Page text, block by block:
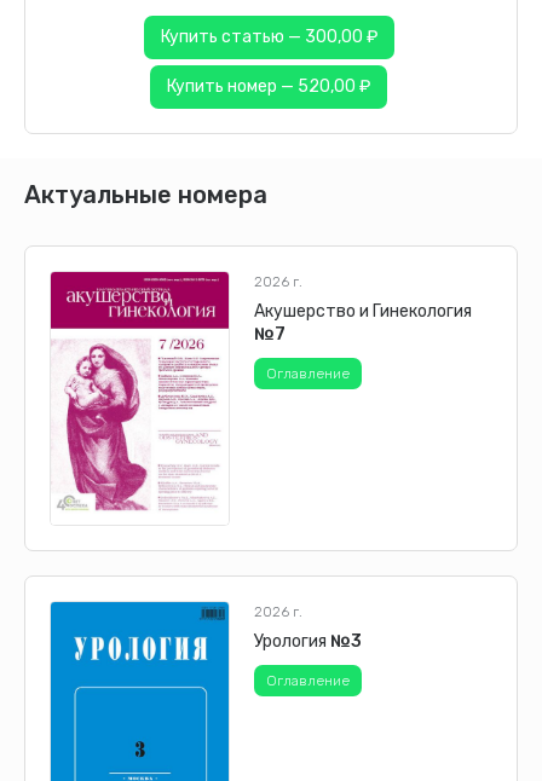
Купить статью — 300,00 ₽
Купить номер — 520,00 ₽
Актуальные номера
2026 г.
Акушерство и Гинекология
№7
Оглавление
2026 г.
Урология №3
Оглавление